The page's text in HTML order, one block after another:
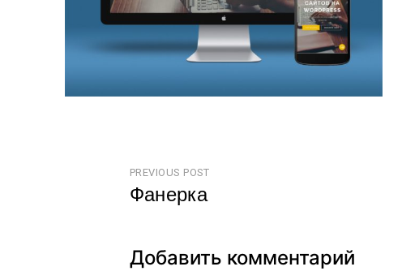
PREVIOUS POST
Фанерка
Добавить комментарий